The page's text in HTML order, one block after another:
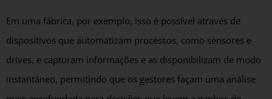
Em uma fábrica, por exemplo, isso é possível através de
dispositivos que automatizam processos, como sensores e
drives, e capturam informações e as disponibilizam de modo
instantâneo, permitindo que os gestores façam uma análise